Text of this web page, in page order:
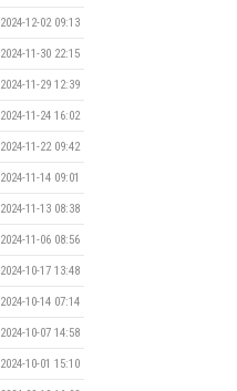
2024-12-02 09:13
2024-11-30 22:15
2024-11-29 12:39
2024-11-24 16:02
2024-11-22 09:42
2024-11-14 09:01
2024-11-13 08:38
2024-11-06 08:56
2024-10-17 13:48
2024-10-14 07:14
2024-10-07 14:58
2024-10-01 15:10